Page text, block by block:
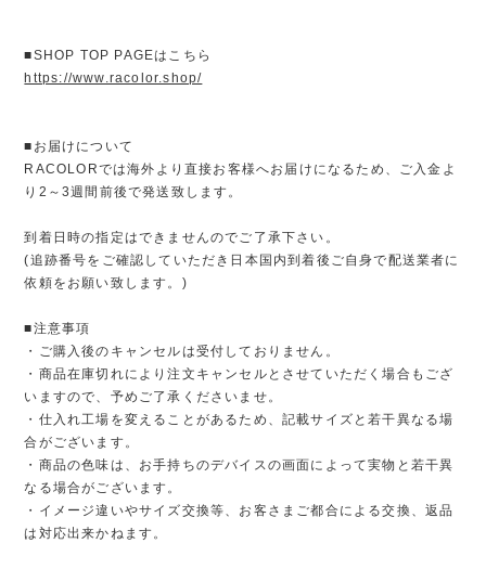
■SHOP TOP PAGEはこちら
https://www.racolor.shop/
■お届けについて
RACOLORでは海外より直接お客様へお届けになるため、ご入金よ
り2～3週間前後で発送致します。
到着日時の指定はできませんのでご了承下さい。
(追跡番号をご確認していただき日本国内到着後ご自身で配送業者に
依頼をお願い致します。)
■注意事項
・ご購入後のキャンセルは受付しておりません。
・商品在庫切れにより注文キャンセルとさせていただく場合もござ
いますので、予めご了承くださいませ。
・仕入れ工場を変えることがあるため、記載サイズと若干異なる場
合がございます。
・商品の色味は、お手持ちのデバイスの画面によって実物と若干異
なる場合がございます。
・イメージ違いやサイズ交換等、お客さまご都合による交換、返品
は対応出来かねます。